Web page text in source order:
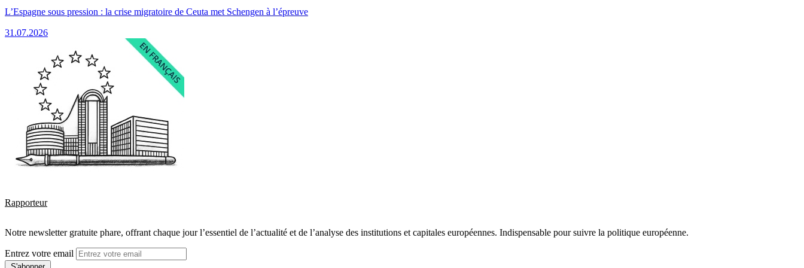
L’Espagne sous pression : la crise migratoire de Ceuta met Schengen à l’épreuve
31.07.2026
Rapporteur
Notre newsletter gratuite phare, offrant chaque jour l’essentiel de l’actualité et de l’analyse des institutions et capitales européennes. Indispensable pour suivre la politique européenne.
Entrez votre email